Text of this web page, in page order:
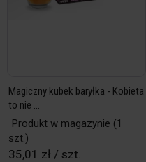
Magiczny kubek baryłka - Kobieta
to nie ...
Produkt w magazynie (1
szt.)
35,01 zł / szt.